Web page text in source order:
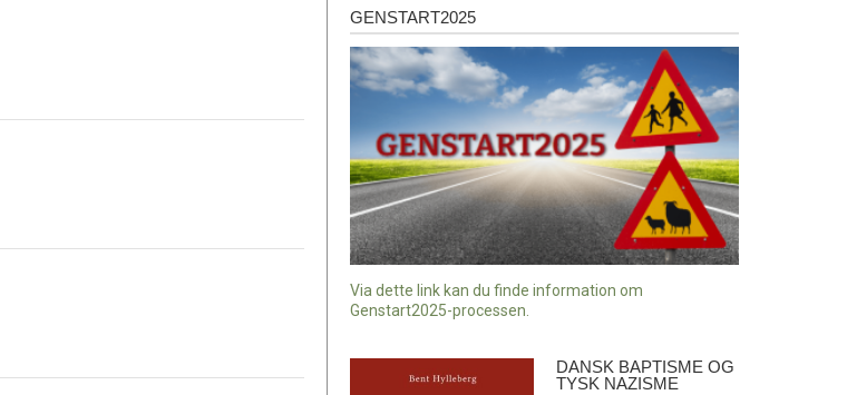
Genstart2025
GENSTART2025
Via dette link kan du finde information om
Genstart2025-processen.
DANSK BAPTISME OG
TYSK NAZISME